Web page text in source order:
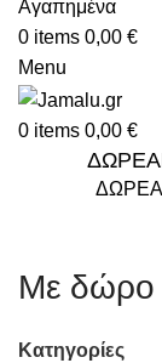
Αγαπημένα
0 items 0,00 €
Menu
0 items 0,00 €
ΔΩΡΕΑΝ
Με δώρο
Κατηγορίες